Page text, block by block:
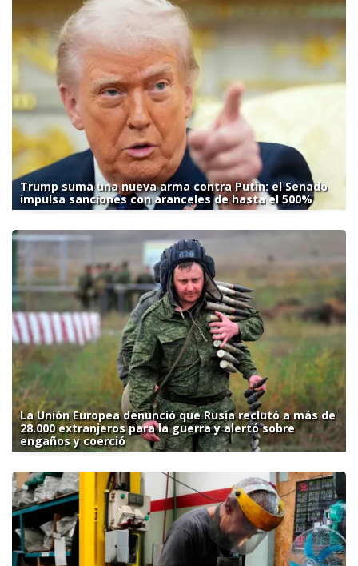
Trump suma una nueva arma contra Putin: el Senado
impulsa sanciones con aranceles de hasta el 500%
La Unión Europea denunció que Rusia reclutó a más de
28.000 extranjeros para la guerra y alertó sobre
engaños y coerció